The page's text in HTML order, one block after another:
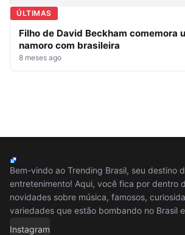
ÚLTIMAS
Filho de David Beckham comemora
namoro com brasileira
8 meses ago
Bem-vindo ao Trending Brasil, seu destino
entretenimento! Aqui, você fica por dentro
novidades sobre música, famosos,
variedades que estão bombando no Brasil
Instagram